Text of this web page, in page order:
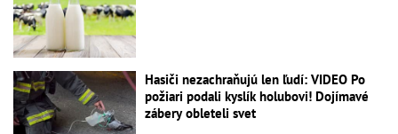
Hasiči nezachraňujú len ľudí: VIDEO Po
požiari podali kyslík holubovi! Dojímavé
zábery obleteli svet